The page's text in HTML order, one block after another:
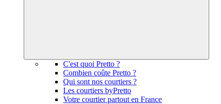
C'est quoi Pretto ?
Combien coûte Pretto ?
Qui sont nos courtiers ?
Les courtiers byPretto
Votre courtier partout en France